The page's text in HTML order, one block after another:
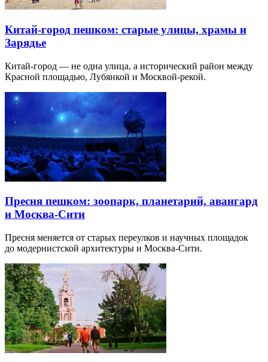
Китай-город пешком: старые улицы, храмы и
Зарядье
Китай-город — не одна улица, а исторический район между
Красной площадью, Лубянкой и Москвой-рекой.
Пресня пешком: зоопарк, планетарий, авангард
и Москва-Сити
Пресня меняется от старых переулков и научных площадок
до модернистской архитектуры и Москва-Сити.